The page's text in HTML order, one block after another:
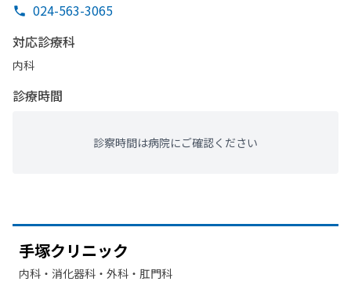
024-563-3065
対応診療科
内科
診療時間
診察時間は病院にご確認ください
手塚クリニック
内科・​消化器科・​外科・​肛門科